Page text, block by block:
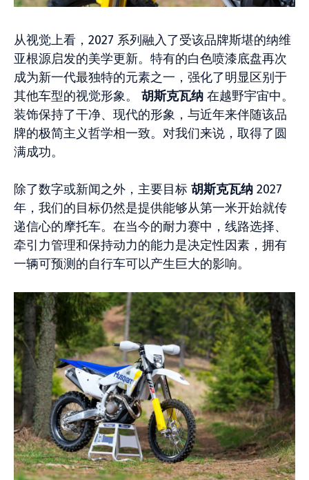
从视觉上看，2027 系列融入了受该品牌斯堪的纳维
亚根源启发的美学更新。特有的白色喷漆底盘再次
成为新一代最独特的元素之一，强化了明显区别于
其他车型的视觉形象。 胡斯克瓦纳 在越野宇宙中。
装饰保持了干净、现代的形象，与近年来伴随该品
牌的极简主义哲学相一致。对我们来说，取得了圆
满成功。
除了数字或新闻之外，主要目标 胡斯克瓦纳 2027
年，我们的目标仍然是提供能够从第一米开始就传
递信心的摩托车。在当今的耐力赛中，线路选择、
牵引力管理和保持动力的能力是决定性因素，拥有
一辆可预测的自行车可以产生巨大的影响。